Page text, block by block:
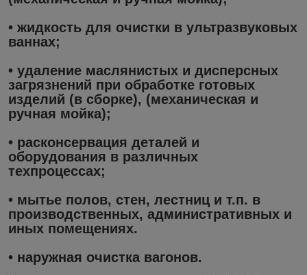
• жидкость для очистки в ультразвуковых
ваннах;
• удаление маслянистых и дисперсных
загрязнений при обработке готовых
изделий (в сборке), (механическая и
ручная мойка);
• расконсервация деталей и
оборудования в различных
техпроцессах;
• мытье полов, стен, лестниц и т.п. в
производственных, административных и
иных помещениях.
• наружная очистка вагонов.